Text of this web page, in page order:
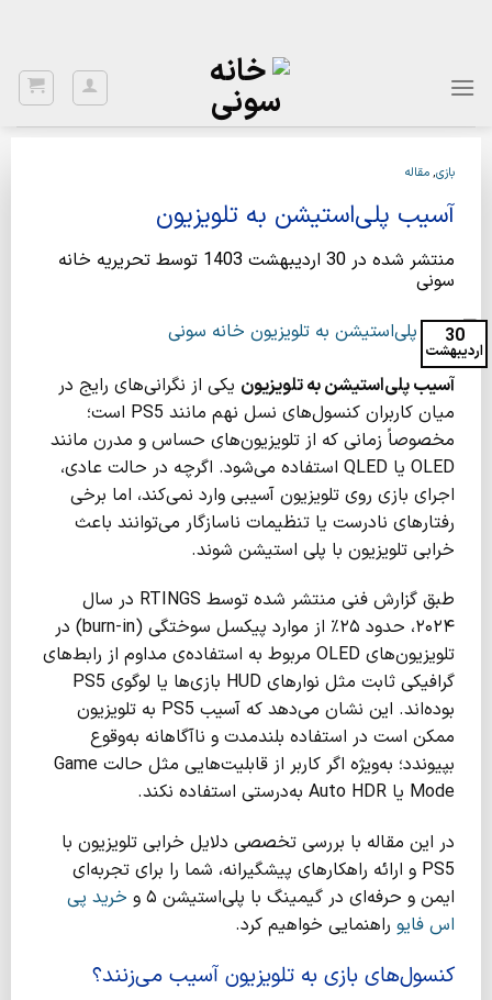
بازی,مقاله
آسیب پلی‌استیشن به تلویزیون
منتشر شده در 30 اردیبهشت 1403 توسط تحریریه خانه
سونی
30
اردیبهشت
آسیب پلی‌استیشن به تلویزیون یکی از نگرانی‌های رایج در
میان کاربران کنسول‌های نسل نهم مانند PS5 است؛
مخصوصاً زمانی که از تلویزیون‌های حساس و مدرن مانند
OLED یا QLED استفاده می‌شود. اگرچه در حالت عادی،
اجرای بازی روی تلویزیون آسیبی وارد نمی‌کند، اما برخی
رفتارهای نادرست یا تنظیمات ناسازگار می‌توانند باعث
خرابی تلویزیون با پلی استیشن شوند.
طبق گزارش فنی منتشر شده توسط RTINGS در سال
۲۰۲۴، حدود ۲۵٪ از موارد پیکسل سوختگی (burn-in) در
تلویزیون‌های OLED مربوط به استفاده‌ی مداوم از رابط‌های
گرافیکی ثابت مثل نوارهای HUD بازی‌ها یا لوگوی PS5
بوده‌اند. این نشان می‌دهد که آسیب PS5 به تلویزیون
ممکن است در استفاده بلندمدت و ناآگاهانه به‌وقوع
بپیوندد؛ به‌ویژه اگر کاربر از قابلیت‌هایی مثل حالت Game
Mode یا Auto HDR به‌درستی استفاده نکند.
در این مقاله با بررسی تخصصی دلایل خرابی تلویزیون با
PS5 و ارائه راهکارهای پیشگیرانه، شما را برای تجربه‌ای
ایمن و حرفه‌ای در گیمینگ با پلی‌استیشن ۵ و
خرید پی
اس فایو راهنمایی خواهیم کرد.
کنسول‌های بازی به تلویزیون آسیب می‌زنند؟